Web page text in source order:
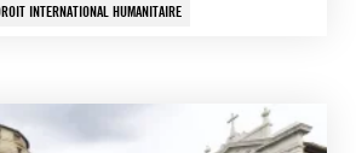
INTERNATIONAL HUMANITAIRE